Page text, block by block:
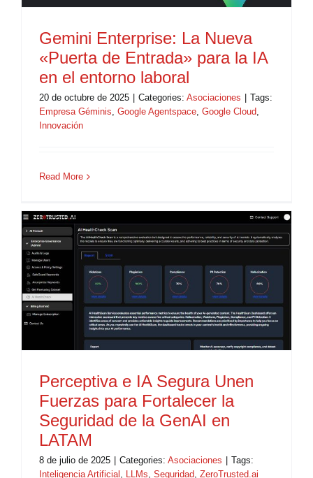
Gemini Enterprise: La Nueva
«Puerta de Entrada» para la IA
en el entorno laboral
20 de octubre de 2025 Categories: Asociaciones
Tags:
Empresa Géminis, Google Agentspace, Google Cloud,
Innovación
Read More
Perceptiva e IA Segura Unen
Fuerzas para Fortalecer la
Seguridad de la GenAI en
LATAM
8 de julio de 2025 Categories: Asociaciones
Tags:
Inteligencia Artificial , LLMs, Seguridad, ZeroTrusted.ai